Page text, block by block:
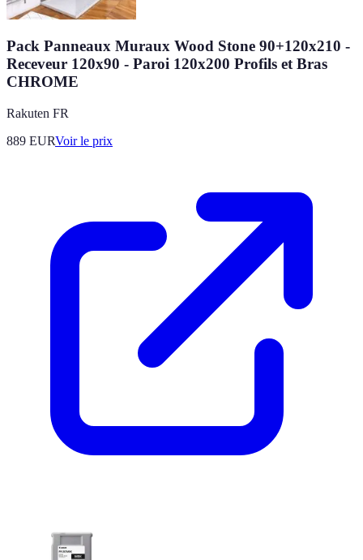
Pack Panneaux Muraux Wood Stone 90+120x210 -
Receveur 120x90 - Paroi 120x200 Profils et Bras
CHROME
Rakuten FR
889 EURVoir le prix